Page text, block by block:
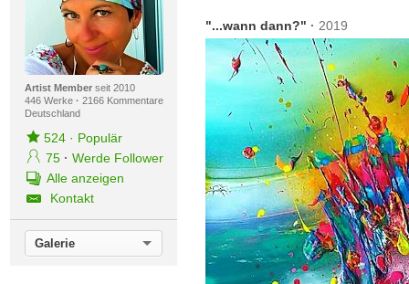
Fokus-Werke
Neue Werke – Auswahl
Alle neuen Werke
Artist Memberseit 2010
446 Werke · 2166 Kommentare
Deutschland
524· Populär
75 · Werde Follower
Alle anzeigen
Kontakt
Galerie
"...wann dann?" · 2019